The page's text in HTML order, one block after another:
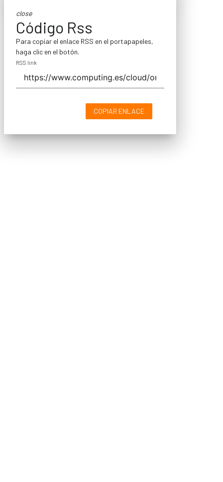
close
Código Rss
Para copiar el enlace RSS en el portapapeles,
haga clic en el botón.
RSS link
COPIAR ENLACE